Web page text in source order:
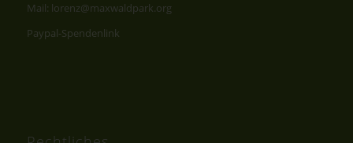
Mail: lorenz@maxwaldpark.org
Paypal-Spendenlink